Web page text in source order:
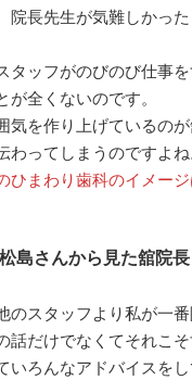
院長先生が気難しかっ
タッフがのびのび仕事
が全くないのです。
気を作り上げているの
わってしまうのですよね
ひまわり歯科のイメー
島さんから見た舘院
のスタッフより私が一
話だけでなくてそれこ
いろんなアドバイスをし